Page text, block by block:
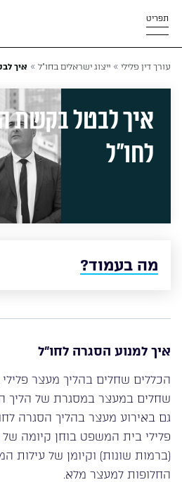
תפריט
עורך דין פלילי » ייצוג ישראלים בחו"ל » איך
איך לבטל בקשת
לחו”ל
מה בעמוד?
איך למנוע הסגרה לחו”ל
הכללים שחלים בהליך מעצר
שחלים במעצר במסגרת של הליך
גם באירוע מעצר בהליך הסגרה
פלילי בית המשפט בוחן קיומה
(ברמות שונות) וקיומן של עילות
החלופות למעצר מלא.